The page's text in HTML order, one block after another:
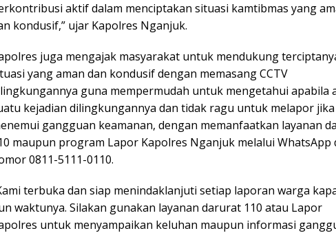
aktif dalam menciptakan situasi kamtibmas yang
kondusif,” ujar Kapolres Nganjuk.
juga mengajak masyarakat untuk mendukung
yang aman dan kondusif dengan memasang CCTV
guna mempermudah untuk mengetahui apabila
kejadian dilingkungannya dan tidak ragu untuk melapor jika
gangguan keamanan, dengan memanfaatkan layanan
maupun program Lapor Kapolres Nganjuk melalui WhatsApp
0811-5111-0110.
terbuka dan siap menindaklanjuti setiap laporan warga
waktunya. Silakan gunakan layanan darurat 110 atau Lapor
untuk menyampaikan keluhan maupun informasi